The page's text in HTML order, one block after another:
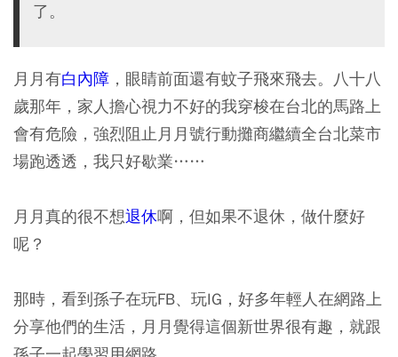
了。
月月有白內障 ，眼睛前面還有蚊子飛來飛去。八十八
歲那年，家人擔心視力不好的我穿梭在台北的馬路上
會有危險，強烈阻止月月號行動攤商繼續全台北菜市
場跑透透，我只好歇業……
月月真的很不想退休啊，但如果不退休，做什麼好
呢？
那時，看到孫子在玩FB、玩IG，好多年輕人在網路上
分享他們的生活，月月覺得這個新世界很有趣，就跟